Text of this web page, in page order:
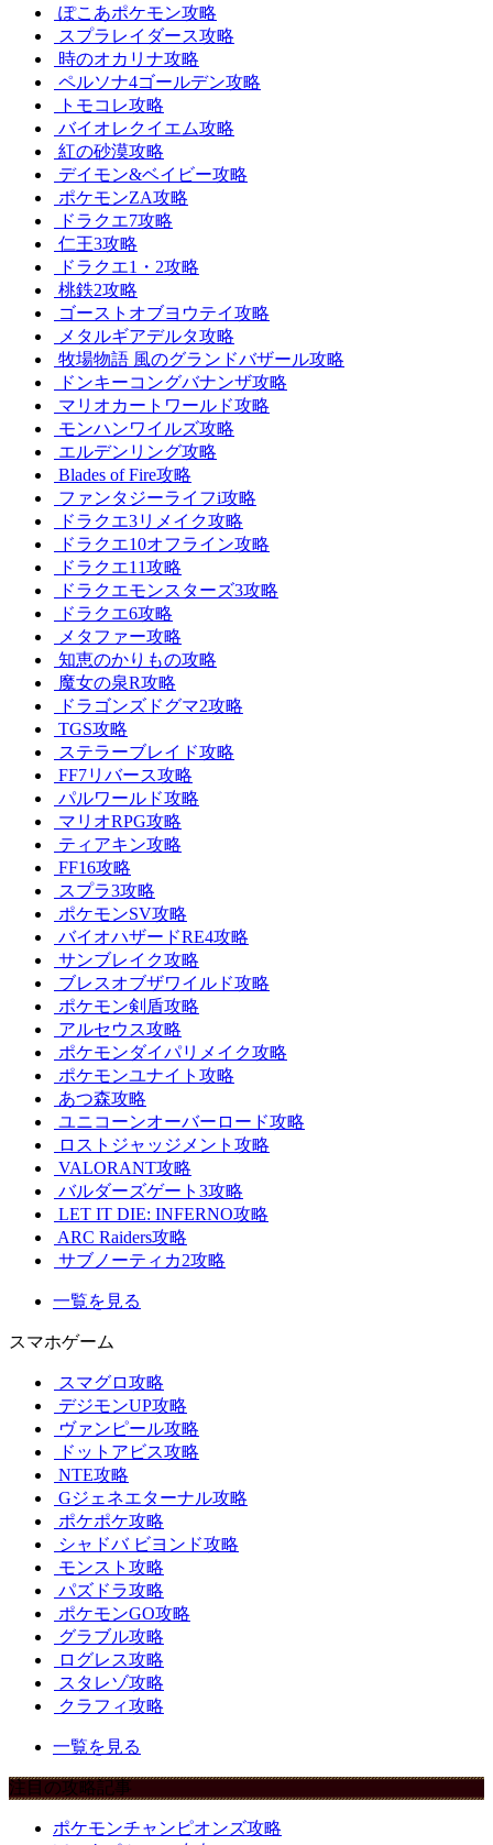
ぽこあポケモン攻略
スプラレイダース攻略
時のオカリナ攻略
ペルソナ4ゴールデン攻略
トモコレ攻略
バイオレクイエム攻略
紅の砂漠攻略
デイモン&ベイビー攻略
ポケモンZA攻略
ドラクエ7攻略
仁王3攻略
ドラクエ1・2攻略
桃鉄2攻略
ゴーストオブヨウテイ攻略
メタルギアデルタ攻略
牧場物語 風のグランドバザール攻略
ドンキーコングバナンザ攻略
マリオカートワールド攻略
モンハンワイルズ攻略
エルデンリング攻略
Blades of Fire攻略
ファンタジーライフi攻略
ドラクエ3リメイク攻略
ドラクエ10オフライン攻略
ドラクエ11攻略
ドラクエモンスターズ3攻略
ドラクエ6攻略
メタファー攻略
知恵のかりもの攻略
魔女の泉R攻略
ドラゴンズドグマ2攻略
TGS攻略
ステラーブレイド攻略
FF7リバース攻略
パルワールド攻略
マリオRPG攻略
ティアキン攻略
FF16攻略
スプラ3攻略
ポケモンSV攻略
バイオハザードRE4攻略
サンブレイク攻略
ブレスオブザワイルド攻略
ポケモン剣盾攻略
アルセウス攻略
ポケモンダイパリメイク攻略
ポケモンユナイト攻略
あつ森攻略
ユニコーンオーバーロード攻略
ロストジャッジメント攻略
VALORANT攻略
バルダーズゲート3攻略
LET IT DIE: INFERNO攻略
ARC Raiders攻略
サブノーティカ2攻略
一覧を見る
スマホゲーム
スマグロ攻略
デジモンUP攻略
ヴァンピール攻略
ドットアビス攻略
NTE攻略
Gジェネエターナル攻略
ポケポケ攻略
シャドバ ビヨンド攻略
モンスト攻略
パズドラ攻略
ポケモンGO攻略
グラブル攻略
ログレス攻略
スタレゾ攻略
クラフィ攻略
一覧を見る
注目の攻略記事
ポケモンチャンピオンズ攻略